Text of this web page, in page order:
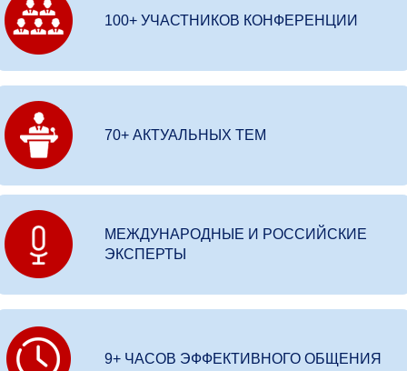
100+ УЧАСТНИКОВ КОНФЕРЕНЦИИ
70+ АКТУАЛЬНЫХ ТЕМ
МЕЖДУНАРОДНЫЕ И РОССИЙСКИЕ
ЭКСПЕРТЫ
9+ ЧАСОВ ЭФФЕКТИВНОГО ОБЩЕНИЯ